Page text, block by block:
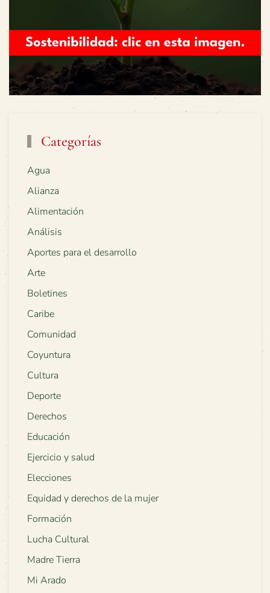
Categorías
Agua
Alianza
Alimentación
Análisis
Aportes para el desarrollo
Arte
Boletines
Caribe
Comunidad
Coyuntura
Cultura
Deporte
Derechos
Educación
Ejercicio y salud
Elecciones
Equidad y derechos de la mujer
Formación
Lucha Cultural
Madre Tierra
Mi Arado